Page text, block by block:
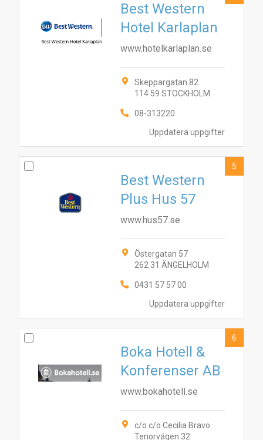
Uppdatera uppgifter
Best Western
Hotel Karlaplan
www.hotelkarlaplan.se
Skeppargatan 82
114 59 STOCKHOLM
08-313220
Uppdatera uppgifter
Best Western
Plus Hus 57
www.hus57.se
Östergatan 57
262 31 ÄNGELHOLM
0431 57 57 00
5
Boka Hotell &
Konferenser AB
www.bokahotell.se
c/o c/o Cecilia Bravo
Tenorvägen 32
6